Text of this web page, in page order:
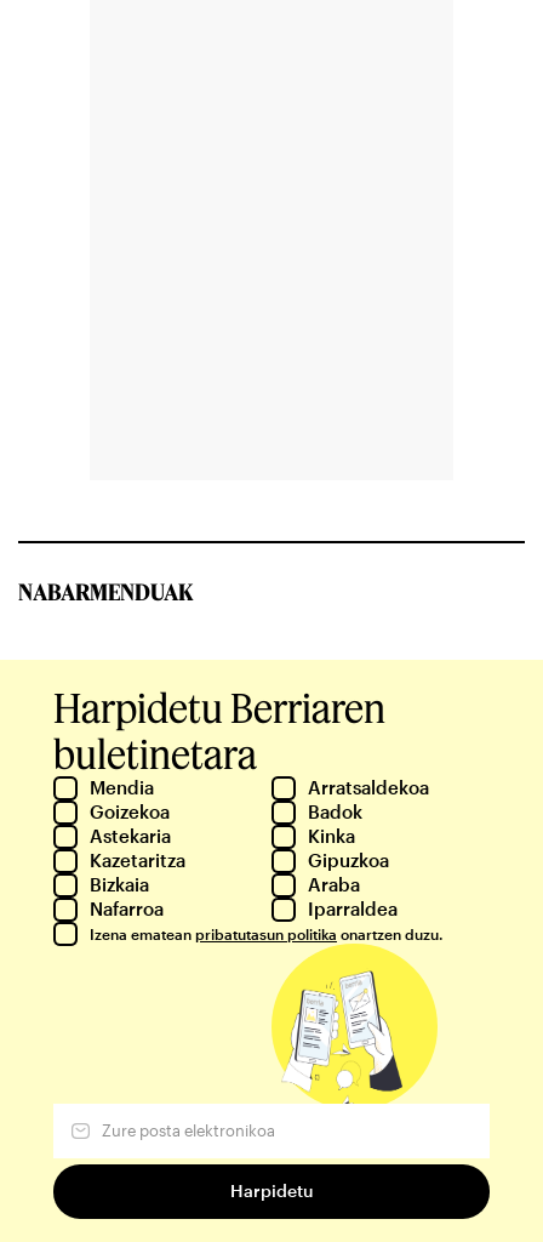
NABARMENDUAK
Harpidetu Berriaren
buletinetara
Mendia
Arratsaldekoa
Goizekoa
Badok
Astekaria
Kinka
Kazetaritza
Gipuzkoa
Bizkaia
Araba
Nafarroa
Iparraldea
Izena ematean pribatutasun politika onartzen duzu.